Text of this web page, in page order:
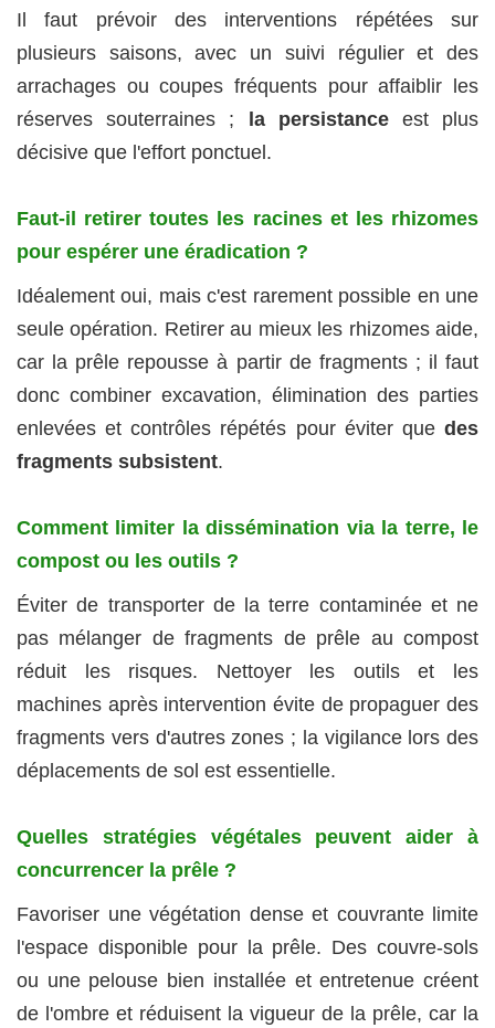
Il faut prévoir des interventions répétées sur
plusieurs saisons, avec un suivi régulier et des
arrachages ou coupes fréquents pour affaiblir les
réserves souterraines ;
la persistanceest plus
décisive que l'effort ponctuel.
Faut‑il retirer toutes les racines et les rhizomes
pour espérer une éradication ?
Idéalement oui, mais c'est rarement possible en une
seule opération. Retirer au mieux les rhizomes aide,
car la prêle repousse à partir de fragments ; il faut
donc combiner excavation, élimination des parties
enlevées et contrôles répétés pour éviter que des
fragments subsistent.
Comment limiter la dissémination via la terre, le
compost ou les outils ?
Éviter de transporter de la terre contaminée et ne
pas mélanger de fragments de prêle au compost
réduit les risques. Nettoyer les outils et les
machines après intervention évite de propaguer des
fragments vers d'autres zones ; la vigilance lors des
déplacements de sol est essentielle.
Quelles stratégies végétales peuvent aider à
concurrencer la prêle ?
Favoriser une végétation dense et couvrante limite
l'espace disponible pour la prêle. Des couvre‑sols
ou une pelouse bien installée et entretenue créent
de l'ombre et réduisent la vigueur de la prêle, car la